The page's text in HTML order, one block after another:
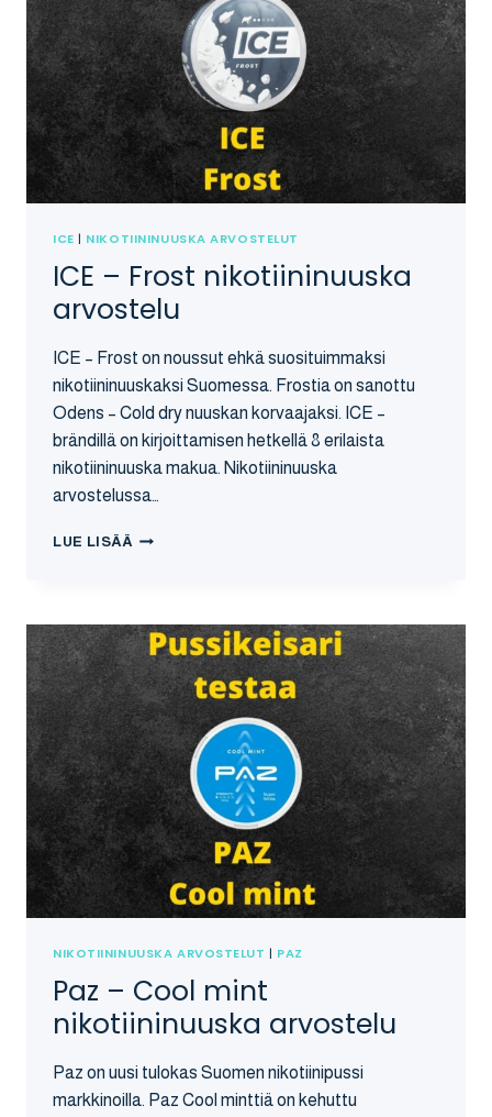
ICE | NIKOTIININUUSKA ARVOSTELUT
ICE – Frost nikotiininuuska
arvostelu
ICE – Frost on noussut ehkä suosituimmaksi
nikotiininuuskaksi Suomessa. Frostia on sanottu
Odens – Cold dry nuuskan korvaajaksi. ICE –
brändillä on kirjoittamisen hetkellä 8 erilaista
nikotiininuuska makua. Nikotiininuuska
arvostelussa…
LUE LISÄÄ ICE
ARVOSTELU
NIKOTIININUUSKA ARVOSTELUT | PAZ
Paz – Cool mint
nikotiininuuska arvostelu
Paz on uusi tulokas Suomen nikotiinipussi
markkinoilla. Paz Cool minttiä on kehuttu